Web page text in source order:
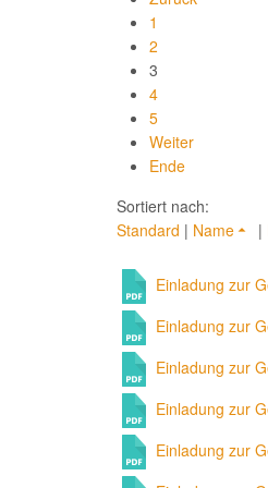
1
2
3
4
5
Weiter
Ende
Sortiert nach:
Standard | Name |
Einladung zur
Einladung zur
Einladung zur
Einladung zur
Einladung zur